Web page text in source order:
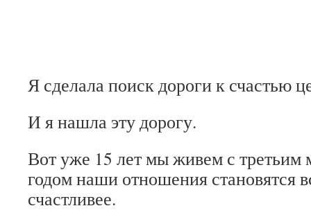
Я сделала поиск дороги к счастью
И я нашла эту дорогу.
Вот уже 15 лет мы живем с
годом наши отношения становятся
счастливее.